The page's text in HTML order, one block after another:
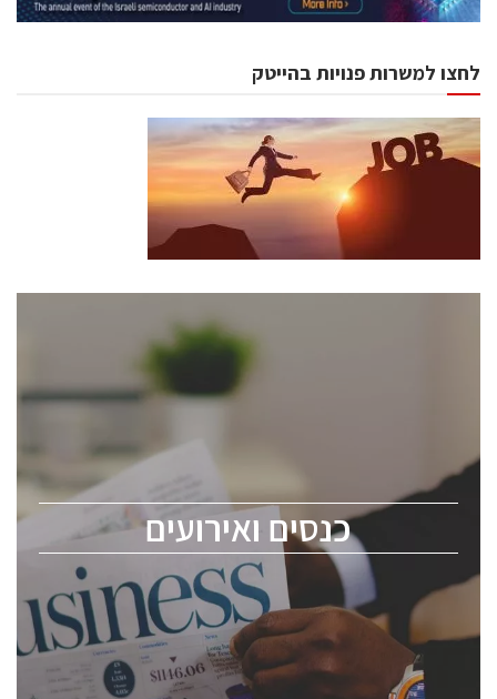
לחצו למשרות פנויות בהייטק
כנסים ואירועים
כנסים ואירועים
לכל העוסקים בתעשיית הסמיקונדקטור כולל מהנדסים,
ChipEx2026 will be held on May 12-13, 2026. The
conference is intended for everyone involved in the
semiconductor industry, including engineers,
professional experts, and senior executives.